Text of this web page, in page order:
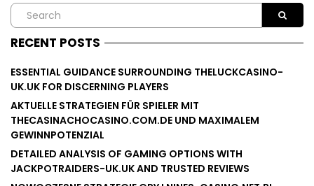
RECENT POSTS
ESSENTIAL GUIDANCE SURROUNDING THELUCKCASINO-
UK.UK FOR DISCERNING PLAYERS
AKTUELLE STRATEGIEN FÜR SPIELER MIT
THECASINACHOCASINO.COM.DE UND MAXIMALEM
GEWINNPOTENZIAL
DETAILED ANALYSIS OF GAMING OPTIONS WITH
JACKPOTRAIDERS-UK.UK AND TRUSTED REVIEWS